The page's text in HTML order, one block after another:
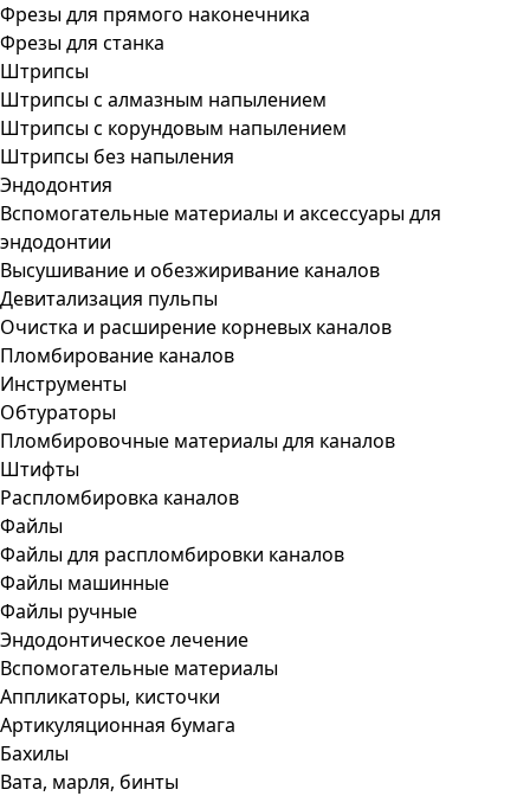
Фрезы для прямого наконечника
Фрезы для станка
Штрипсы
Штрипсы c алмазным напылением
Штрипсы c корундовым напылением
Штрипсы без напыления
Эндодонтия
Вспомогательные материалы и аксессуары для
эндодонтии
Высушивание и обезжиривание каналов
Девитализация пульпы
Очистка и расширение корневых каналов
Пломбирование каналов
Инструменты
Обтураторы
Пломбировочные материалы для каналов
Штифты
Распломбировка каналов
Файлы
Файлы для распломбировки каналов
Файлы машинные
Файлы ручные
Эндодонтическое лечение
Вспомогательные материалы
Аппликаторы, кисточки
Артикуляционная бумага
Бахилы
Вата, марля, бинты